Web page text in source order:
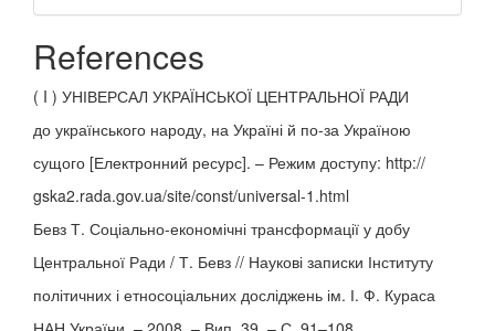
References
( I ) УНІВЕРСАЛ УКРАЇНСЬКОЇ ЦЕНТРАЛЬНОЇ РАДИ
до українського народу, на Україні й по-за Україною
сущого [Електронний ресурс]. – Режим доступу: http://
gska2.rada.gov.ua/site/const/universal-1.html
Бевз Т. Соціально-економічні трансформації у добу
Центральної Ради / Т. Бевз // Наукові записки Інституту
політичних і етносоціальних досліджень ім. І. Ф. Кураса